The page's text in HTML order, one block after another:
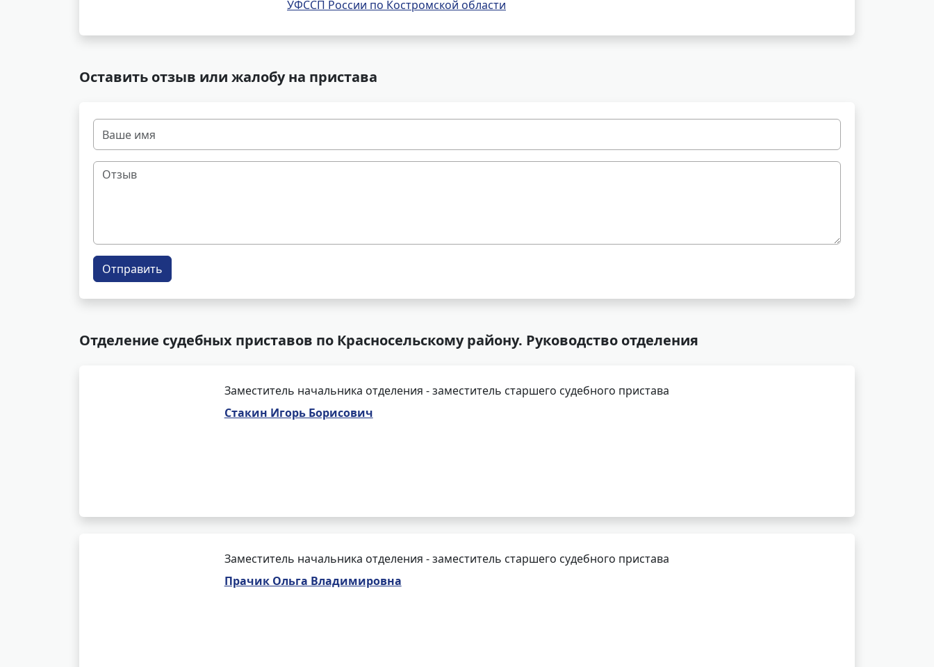
УФССП России по Костромской области
Оставить отзыв или жалобу на пристава
Отправить
Отделение судебных приставов по Красносельскому району. Руководство отделения
Заместитель начальника отделения - заместитель старшего судебного пристава
Стакин Игорь Борисович
Заместитель начальника отделения - заместитель старшего судебного пристава
Прачик Ольга Владимировна